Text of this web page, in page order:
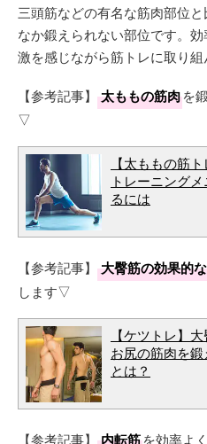
三頭筋などの有名な筋肉部位
なか鍛えられない部位です。
激を感じながら筋トレに取り組
【参考記事】 太ももの筋肉を
▽
【太ももの筋
トレーニング
るには
【参考記事】 大臀筋の効果的
します▽
【ケツトレ】
お尻の筋肉を
とは？
【参考記事】 内転筋を効率よ